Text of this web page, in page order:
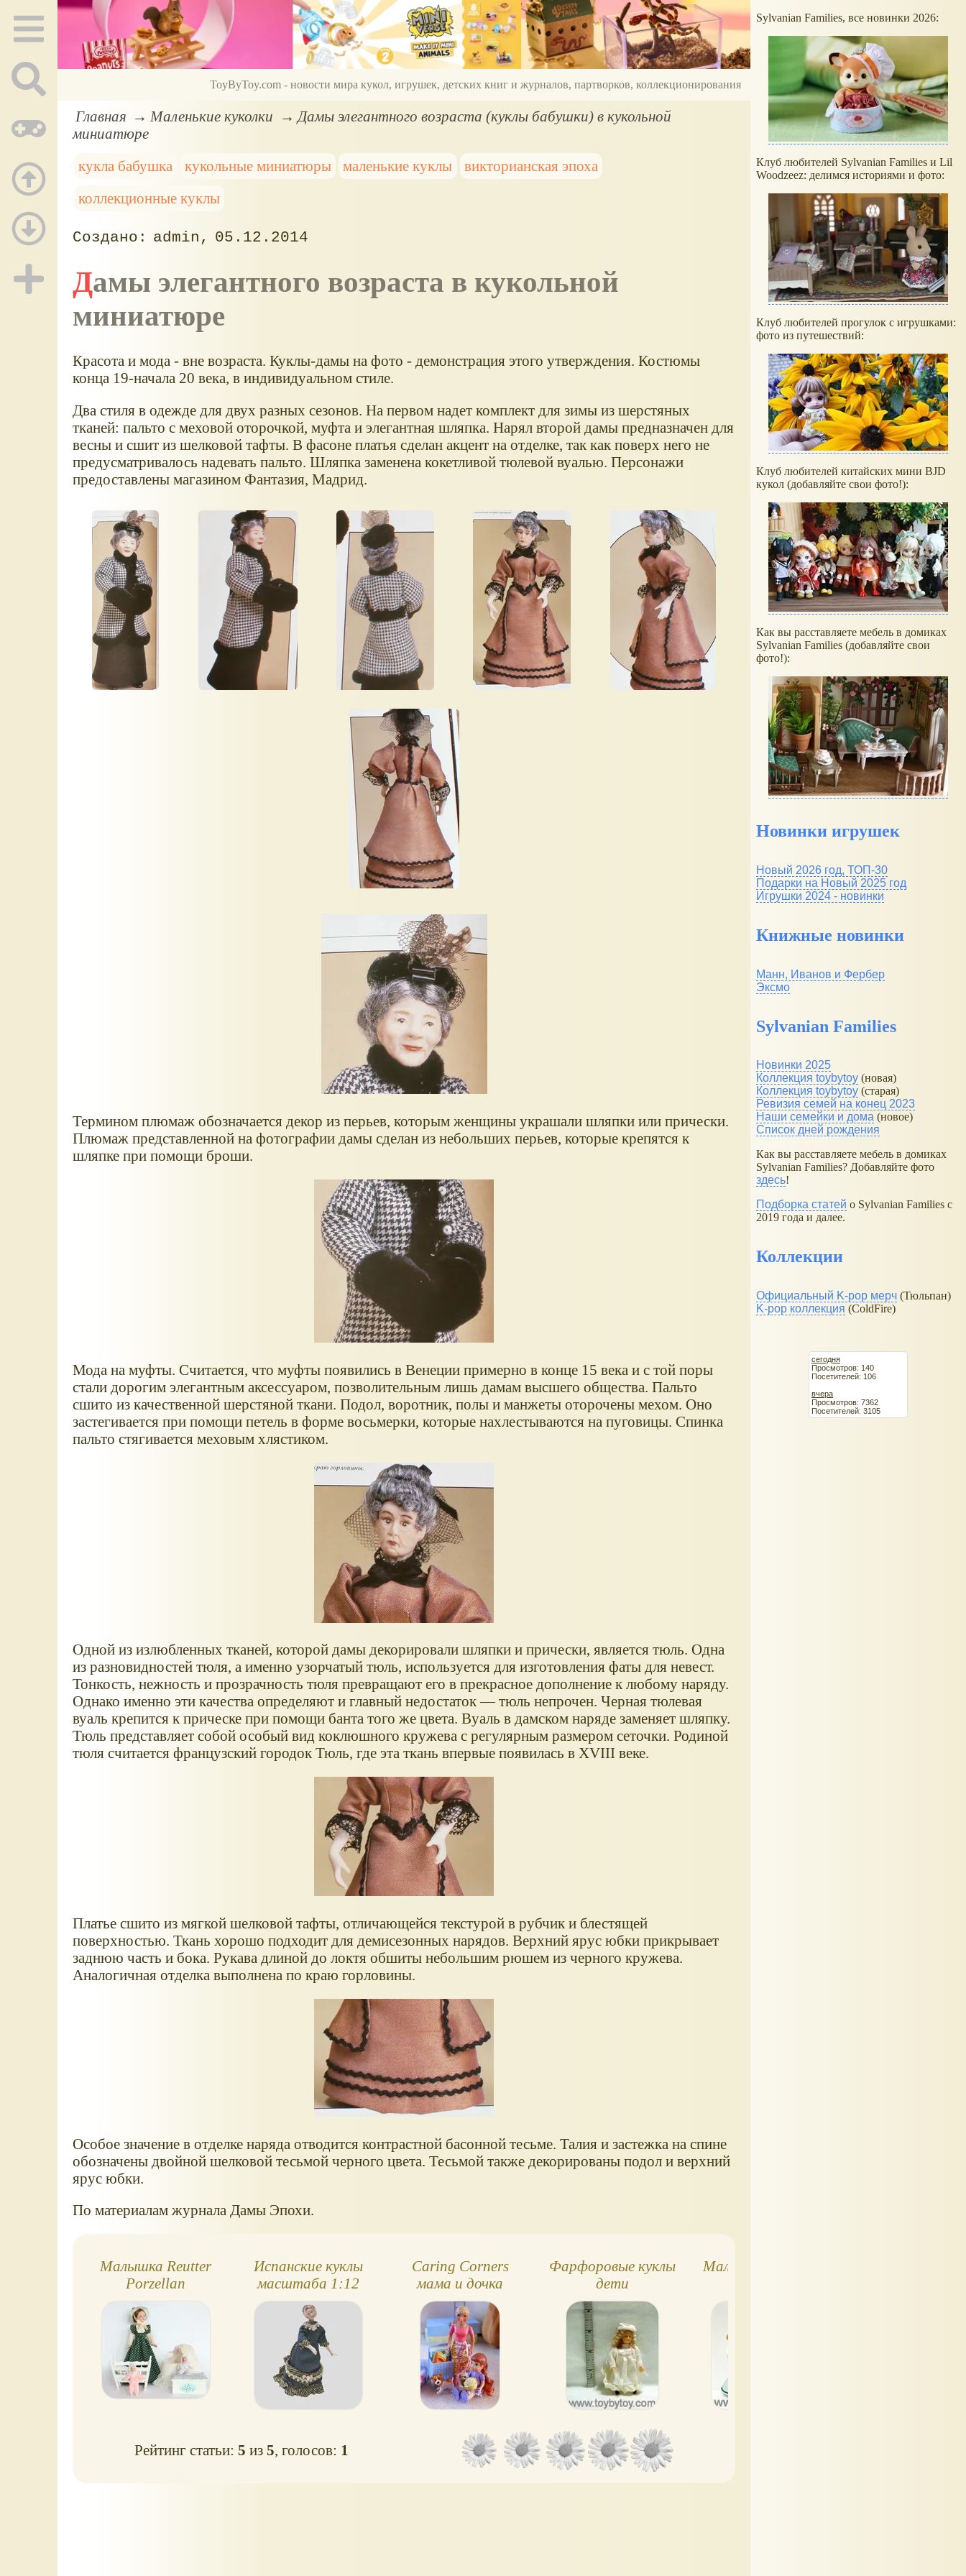
ToyByToy.com - новости мира кукол, игрушек, детских книг и журналов, партворков, коллекционирования
Главная Маленькие куколки
Дамы элегантного возраста (куклы бабушки) в кукольной
миниатюре
кукла бабушка
кукольные миниатюры маленькие куклы
викторианская эпоха
коллекционные куклы
admin 05.12.2014
Дамы элегантного возраста в кукольной
миниатюре
Красота и мода - вне возраста. Куклы-дамы на фото - демонстрация этого утверждения. Костюмы
конца 19-начала 20 века, в индивидуальном стиле.
Два стиля в одежде для двух разных сезонов. На первом надет комплект для зимы из шерстяных
тканей: пальто с меховой оторочкой, муфта и элегантная шляпка. Нарял второй дамы предназначен для
весны и сшит из шелковой тафты. В фасоне платья сделан акцент на отделке, так как поверх него не
предусматривалось надевать пальто. Шляпка заменена кокетливой тюлевой вуалью. Персонажи
предоставлены магазином Фантазия, Мадрид.
Термином плюмаж обозначается декор из перьев, которым женщины украшали шляпки или прически.
Плюмаж представленной на фотографии дамы сделан из небольших перьев, которые крепятся к
шляпке при помощи броши.
Мода на муфты. Считается, что муфты появились в Венеции примерно в конце 15 века и с той поры
стали дорогим элегантным аксессуаром, позволительным лишь дамам высшего общества. Пальто
сшито из качественной шерстяной ткани. Подол, воротник, полы и манжеты оторочены мехом. Оно
застегивается при помощи петель в форме восьмерки, которые нахлестываются на пуговицы. Спинка
пальто стягивается меховым хлястиком.
Одной из излюбленных тканей, которой дамы декорировали шляпки и прически, является тюль. Одна
из разновидностей тюля, а именно узорчатый тюль, используется для изготовления фаты для невест.
Тонкость, нежность и прозрачность тюля превращают его в прекрасное дополнение к любому наряду.
Однако именно эти качества определяют и главный недостаток — тюль непрочен. Черная тюлевая
вуаль крепится к прическе при помощи банта того же цвета. Вуаль в дамском наряде заменяет шляпку.
Тюль представляет собой особый вид коклюшного кружева с регулярным размером сеточки. Родиной
тюля считается французский городок Тюль, где эта ткань впервые появилась в XVIII веке.
Платье сшито из мягкой шелковой тафты, отличающейся текстурой в рубчик и блестящей
поверхностью. Ткань хорошо подходит для демисезонных нарядов. Верхний ярус юбки прикрывает
заднюю часть и бока. Рукава длиной до локтя обшиты небольшим рюшем из черного кружева.
Аналогичная отделка выполнена по краю горловины.
Особое значение в отделке наряда отводится контрастной басонной тесьме. Талия и застежка на спине
обозначены двойной шелковой тесьмой черного цвета. Тесьмой также декорированы подол и верхний
ярус юбки.
По материалам журнала Дамы Эпохи.
Малышка Reutter
Porzellan
Испанские куклы
масштаба 1:12
Caring Corners
мама и дочка
Фарфоровые куклы
дети
Маленькие куклы и
викторианский
Рейтинг статьи:5 из5, голосов: 1
Sylvanian Families, все новинки 2026:
Клуб любителей Sylvanian Families и Lil
Woodzeez: делимся историями и фото:
Клуб любителей прогулок с игрушками:
фото из путешествий:
Клуб любителей китайских мини BJD
кукол (добавляйте свои фото!):
Как вы расставляете мебель в домиках
Sylvanian Families (добавляйте свои
фото!):
Новинки игрушек
Новый 2026 год, ТОП-30
Подарки на Новый 2025 год
Игрушки 2024 - новинки
Книжные новинки
Манн, Иванов и Фербер
Эксмо
Sylvanian Families
Новинки 2025
Коллекция toybytoy (новая)
Коллекция toybytoy (старая)
Ревизия семей на конец 2023
Наши семейки и дома (новое)
Список дней рождения
Как вы расставляете мебель в домиках
Sylvanian Families? Добавляйте фото
здесь!
Подборка статей о Sylvanian Families с
2019 года и далее.
Коллекции
Официальный K-pop мерч (Тюльпан)
K-pop коллекция (ColdFire)
сегодня
Просмотров: 140
Посетителей: 106
вчера
Просмотров: 7362
Посетителей: 3105